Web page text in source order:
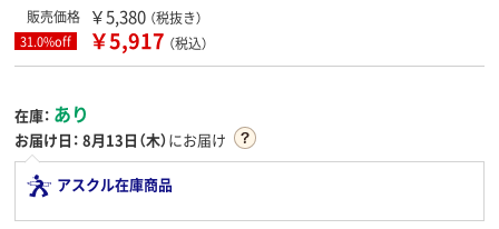
販売価格 ￥5,380 （税抜き）
31.0%off ￥5,917 （税込）
在庫： あり
お届け日： 8月13日（木）にお届け
アスクル在庫商品